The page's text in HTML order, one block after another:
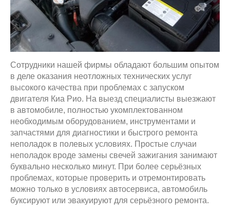
Сотрудники нашей фирмы обладают большим опытом
в деле оказания неотложных технических услуг
высокого качества при проблемах с запуском
двигателя Киа Рио. На выезд специалисты выезжают
в автомобиле, полностью укомплектованном
необходимым оборудованием, инструментами и
запчастями для диагностики и быстрого ремонта
неполадок в полевых условиях. Простые случаи
неполадок вроде замены свечей зажигания занимают
буквально несколько минут. При более серьёзных
проблемах, которые проверить и отремонтировать
можно только в условиях автосервиса, автомобиль
буксируют или эвакуируют для серьёзного ремонта.